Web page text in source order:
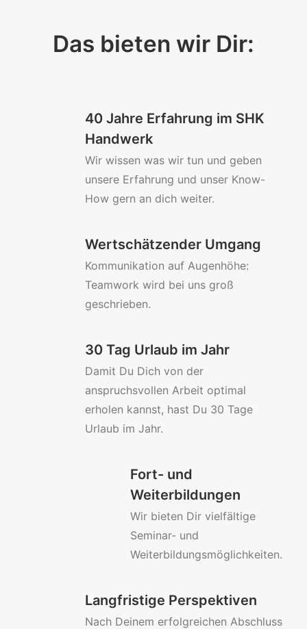
Das bieten wir Dir:
40 Jahre Erfahrung im SHK
Handwerk
Wir wissen was wir tun und geben
unsere Erfahrung und unser Know-
How gern an dich weiter.
Wertschätzender Umgang
Kommunikation auf Augenhöhe:
Teamwork wird bei uns groß
geschrieben.
30 Tag Urlaub im Jahr
Damit Du Dich von der
anspruchsvollen Arbeit optimal
erholen kannst, hast Du 30 Tage
Urlaub im Jahr.
Fort- und
Weiterbildungen
Wir bieten Dir vielfältige
Seminar- und
Weiterbildungsmöglichkeiten.
Langfristige Perspektiven
Nach Deinem erfolgreichen Abschluss